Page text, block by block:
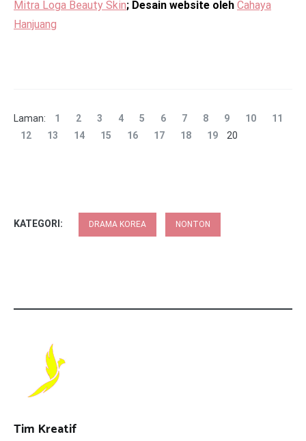
Mitra Loga Beauty Skin; Desain website oleh Cahaya
Hanjuang
Laman: 1 2 3 4 5 6 7 8 9 10
11
12
13 14 15 16 17 18 19 20
KATEGORI: DRAMA KOREA NONTON
Tim Kreatif